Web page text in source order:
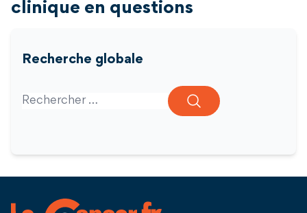
clinique en questions
Recherche globale
Search for: